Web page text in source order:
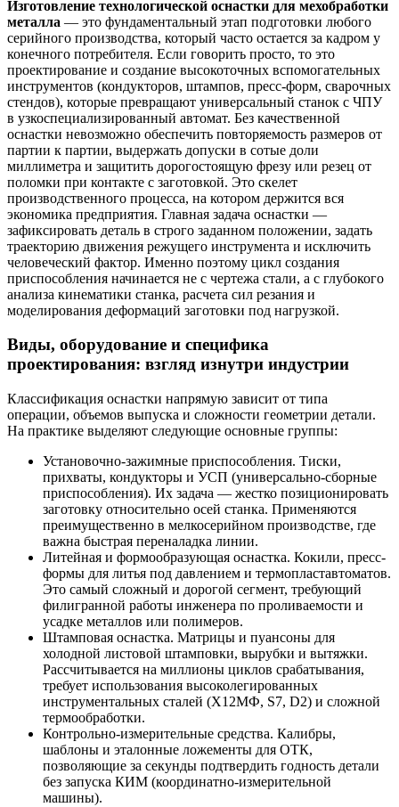
Изготовление технологической оснастки для мехобработки
металла — это фундаментальный этап подготовки любого
серийного производства, который часто остается за кадром у
конечного потребителя. Если говорить просто, то это
проектирование и создание высокоточных вспомогательных
инструментов (кондукторов, штампов, пресс-форм, сварочных
стендов), которые превращают универсальный станок с ЧПУ
в узкоспециализированный автомат. Без качественной
оснастки невозможно обеспечить повторяемость размеров от
партии к партии, выдержать допуски в сотые доли
миллиметра и защитить дорогостоящую фрезу или резец от
поломки при контакте с заготовкой. Это скелет
производственного процесса, на котором держится вся
экономика предприятия. Главная задача оснастки —
зафиксировать деталь в строго заданном положении, задать
траекторию движения режущего инструмента и исключить
человеческий фактор. Именно поэтому цикл создания
приспособления начинается не с чертежа стали, а с глубокого
анализа кинематики станка, расчета сил резания и
моделирования деформаций заготовки под нагрузкой.
Виды, оборудование и специфика
проектирования: взгляд изнутри индустрии
Классификация оснастки напрямую зависит от типа
операции, объемов выпуска и сложности геометрии детали.
На практике выделяют следующие основные группы:
Установочно-зажимные приспособления. Тиски,
прихваты, кондукторы и УСП (универсально-сборные
приспособления). Их задача — жестко позиционировать
заготовку относительно осей станка. Применяются
преимущественно в мелкосерийном производстве, где
важна быстрая переналадка линии.
Литейная и формообразующая оснастка. Кокили, пресс-
формы для литья под давлением и термопластавтоматов.
Это самый сложный и дорогой сегмент, требующий
филигранной работы инженера по проливаемости и
усадке металлов или полимеров.
Штамповая оснастка. Матрицы и пуансоны для
холодной листовой штамповки, вырубки и вытяжки.
Рассчитывается на миллионы циклов срабатывания,
требует использования высоколегированных
инструментальных сталей (Х12МФ, S7, D2) и сложной
термообработки.
Контрольно-измерительные средства. Калибры,
шаблоны и эталонные ложементы для ОТК,
позволяющие за секунды подтвердить годность детали
без запуска КИМ (координатно-измерительной
машины).